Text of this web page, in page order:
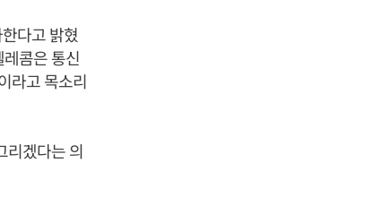
다고 밝혔
콤은 통신
라고 목소리
리겠다는 의